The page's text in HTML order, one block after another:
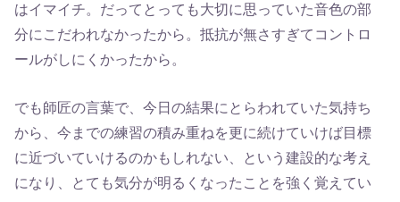
はイマイチ。だってとっても大切に思っていた音色の部
分にこだわれなかったから。抵抗が無さすぎてコントロ
ールがしにくかったから。
でも師匠の言葉で、今日の結果にとらわれていた気持ち
から、今までの練習の積み重ねを更に続けていけば目標
に近づいていけるのかもしれない、という建設的な考え
になり、とても気分が明るくなったことを強く覚えてい